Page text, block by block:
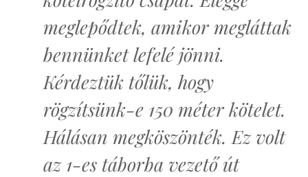
meglepődtek, amikor megláttak
bennünket lefelé jönni.
Kérdeztük tőlük, hogy
rögzítsünk-e 150 méter kötelet.
Hálásan megköszönték. Ez volt
az 1-es táborba vezető út